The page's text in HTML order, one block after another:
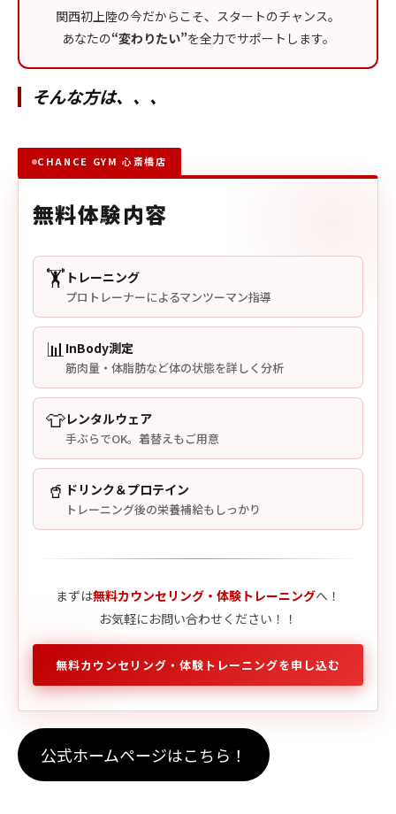
関西初上陸の今だからこそ、スタートのチャンス。
あなたの“変わりたい”を全力でサポートします。
そんな方は、、、
CHANCE GYM 心斎橋店
無料体験内容
🏋️ トレーニング
プロトレーナーによるマンツーマン指導
📊 InBody測定
筋肉量・体脂肪など体の状態を詳しく分析
👕レンタルウェア
手ぶらでOK。着替えもご用意
🥤 ドリンク＆プロテイン
トレーニング後の栄養補給もしっかり
まずは無料カウンセリング・体験トレーニングへ！
お気軽にお問い合わせください！！
無料カウンセリング・体験トレーニングを申し込む
公式ホームページはこちら！